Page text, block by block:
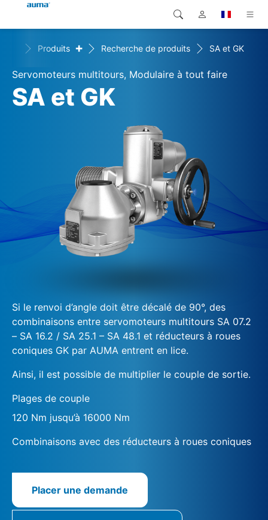
Produits
Solutions
Contact
Global
Europe
Asie et Océanie
Amérique du Nord
Recherche
Produits + Recherche de produits SA et GK
Servomoteurs multitours, Modulaire à tout faire
SA et GK
Si le renvoi d’angle doit être décalé de 90°, des
combinaisons entre servomoteurs multitours SA 07.2
– SA 16.2 / SA 25.1 – SA 48.1 et réducteurs à roues
coniques GK par AUMA entrent en lice.
Ainsi, il est possible de multiplier le couple de sortie.
Plages de couple
120 Nm jusqu’à 16000 Nm
Combinaisons avec des réducteurs à roues coniques
Placer une demande